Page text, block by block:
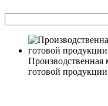
Производственная
готовой